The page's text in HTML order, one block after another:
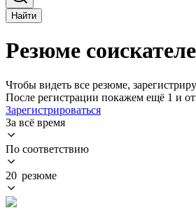
Найти
Резюме
Чтобы видеть все резюме,
После регистрации покажем ещё 1 и
Зарегистрироваться
За всё время
По соответствию
20 резюме